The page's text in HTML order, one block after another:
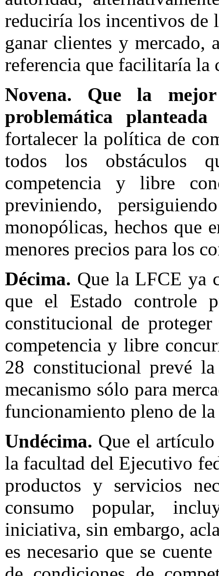
reduciría los incentivos de
ganar clientes y mercado,
referencia que facilitaría la
Novena.
Que la
problemática
fortalecer la política de
todos los obstáculos
competencia y libre
previniendo,
monopólicas, hechos que
menores precios para los
Décima. Que la LFCE ya
que el Estado controle
constitucional de
competencia y libre
28 constitucional prevé
mecanismo sólo para
funcionamiento pleno de
Undécima. Que el
la facultad del Ejecutivo
productos y servicios
consumo popular,
iniciativa, sin embargo,
es necesario que se